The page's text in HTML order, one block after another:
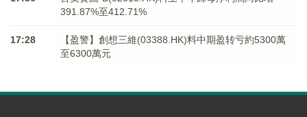
391.87%至412.71%
17:28
【盈警】創想三維(03388.HK)料中期盈转亏約5300萬
至6300萬元